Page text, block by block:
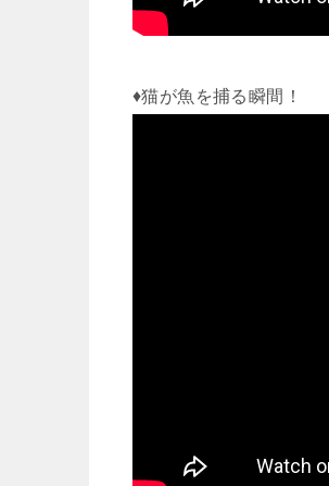
♦猫が魚を捕る瞬間！